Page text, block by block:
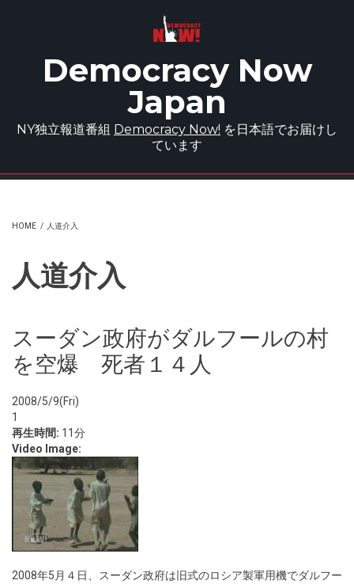
Democracy Now
Japan
NY独立報道番組 Democracy Now! を日本語でお届けし
ています
HOME / 人道介入
人道介入
スーダン政府がダルフールの村
を空爆 死者１４人
2008/5/9(Fri)
1
再生時間: 11分
Video Image:
2008年5月４日、スーダン政府は旧式のロシア製軍用機でダルフー